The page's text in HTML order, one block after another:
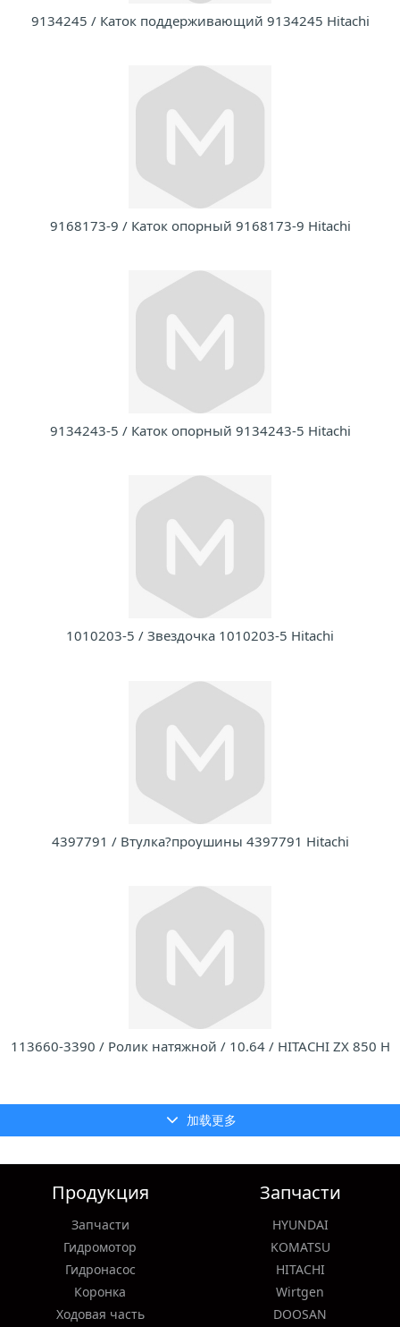
9134245 / Каток поддерживающий 9134245 Hitachi
9168173-9 / Каток опорный 9168173-9 Hitachi
9134243-5 / Каток опорный 9134243-5 Hitachi
1010203-5 / Звездочка 1010203-5 Hitachi
4397791 / Втулка?проушины 4397791 Hitachi
113660-3390 / Ролик натяжной / 10.64 / HITACHI ZX 850 H
加载更多
Продукция
Запчасти
Гидромотор
Гидронасос
Коронка
Ходовая часть
Запчасти
HYUNDAI
KOMATSU
HITACHI
Wirtgen
DOOSAN